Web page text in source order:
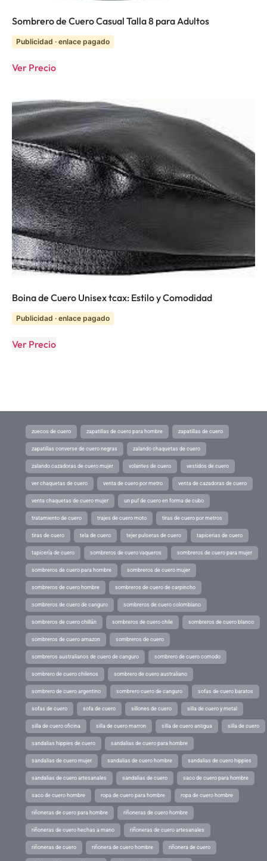
Sombrero de Cuero Casual Talla 8 para Adultos
Publicidad · enlace pagado
Ver Precio
Boina de Cuero Unisex tcax: Estilo y Comodidad
Publicidad · enlace pagado
Ver Precio
zuecos de cuero zapatillas de cuero para hombre zapatillas de cuero
zapatillas converse de cuero negras zalando chaquetas de cuero
zalando cazadoras de cuero mujer volantes de cuero vestidos de cuero
ver chaquetas de cuero venta de cuero por metro venta de cazadoras de cuero
venta chaquetas de cuero mujer un puf de cuero en forma de cubo
tratamiento de cuero trajes de cuero moto tiras de cuero por metros
tiras de cuero tela de cuero tejer pulseras de cuero tapicerias de cuero
tapicería de cuero sombreros de cuero vaqueros sombreros de cuero para mujer
sombreros de cuero para hombre sombreros de cuero mujer
sombreros de cuero hombre sombreros de cuero de carpincho
sombreros de cuero de canguro sombreros de cuero colombiano
sombreros de cuero chillán sombreros de cuero chile sombreros de cuero blanco
sombreros de cuero amazon sombreros de cuero
sombreros australianos de cuero de canguro sombrero de cuero comodo
sombrero de cuero chilenos sombrero de cuero australiano
sombrero de cuero argentino sombrero cuero de canguro sofas de cuero baratos
sofas de cuero sofa de cuero sillones de cuero silla de cuero y metal
silla de cuero oficina silla de cuero marron silla de cuero antigua silla de cuero
sandalias hippies de cuero sandalias de cuero para hombre
sandalias de cuero mujer sandalias de cuero hombre sandalias de cuero hippies
sandalias de cuero artesanales sandalias de cuero saco de cuero para hombre
saco de cuero hombre ropa de cuero para hombre ropa de cuero hombre
riñoneras de cuero para hombre riñoneras de cuero hombre
riñoneras de cuero hechas a mano riñoneras de cuero artesanales
riñoneras de cuero riñonera de cuero hombre riñonera de cuero